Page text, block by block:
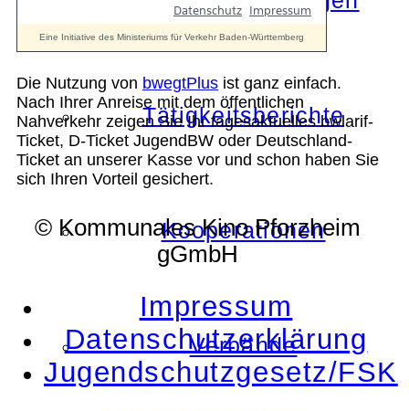
Tätigkeitsberichte
Kooperationen
Verbände
Die Nutzung von bwegtPlus ist ganz einfach.
Nach Ihrer Anreise mit dem öffentlichen
Nahverkehr zeigen Sie Ihr tagesaktuelles bwlarif-
Ticket, D-Ticket JugendBW oder Deutschland-
Ticket an unserer Kasse vor und schon haben Sie
sich Ihren Vorteil gesichert.
© Kommunales Kino Pforzheim
gGmbH
Impressum
Datenschutzerklärung
Jugendschutzgesetz/FSK